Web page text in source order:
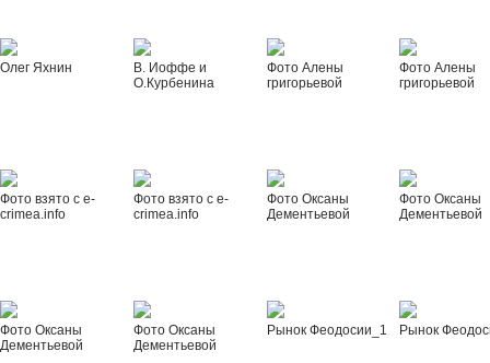
Олег Яхнин
В. Иоффе и
О.Курбенина
Фото Алены
григорьевой
Фото Алены
григорьевой
Фото взято с e-
crimea.info
Фото взято с e-
crimea.info
Фото Оксаны
Дементьевой
Фото Оксаны
Дементьевой
Фото Оксаны
Дементьевой
Фото Оксаны
Дементьевой
Рынок Феодосии_1 Рынок